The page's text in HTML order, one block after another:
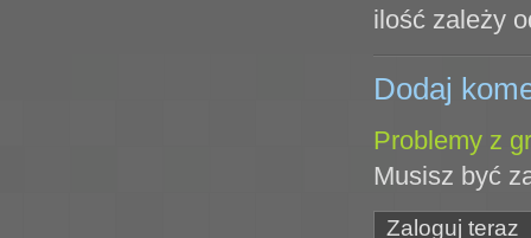
ilość zależy
Dodaj
Problemy z
Musisz być
Zaloguj teraz